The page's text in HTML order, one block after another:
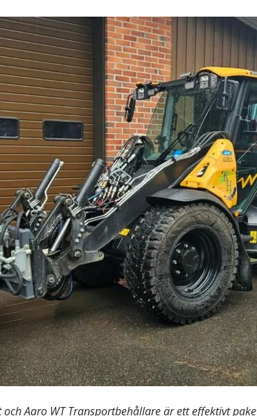
och Aaro WT Transportbehållare är ett effektivt